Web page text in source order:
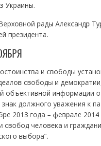
Украины.
рады Александр
президента.
и свободы
свободы и
объективной информации
должного уважения к
2013 года – феврале
свобод человека и
выбора”.